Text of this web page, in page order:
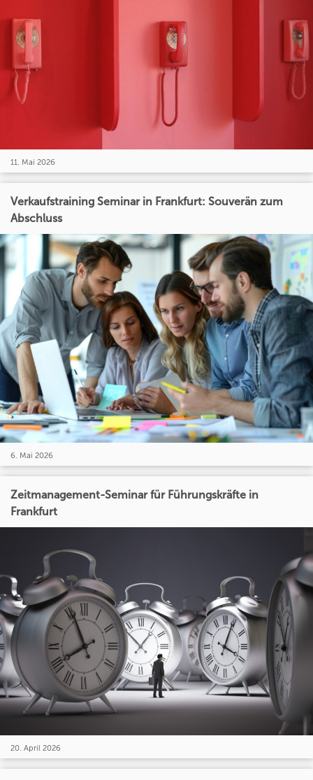
11. Mai 2026
Verkaufstraining Seminar in Frankfurt: Souverän zum
Abschluss
6. Mai 2026
Zeitmanagement-Seminar für Führungskräfte in
Frankfurt
20. April 2026